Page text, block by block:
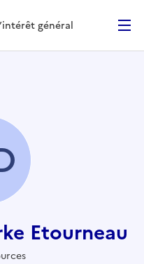
général- Retour à la
général
Etourneau
s